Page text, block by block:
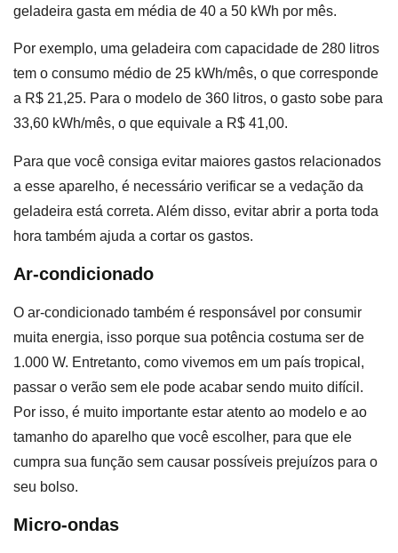
geladeira gasta em média de 40 a 50 kWh por mês.
Por exemplo, uma geladeira com capacidade de 280 litros
tem o consumo médio de 25 kWh/mês, o que corresponde
a R$ 21,25. Para o modelo de 360 litros, o gasto sobe para
33,60 kWh/mês, o que equivale a R$ 41,00.
Para que você consiga evitar maiores gastos relacionados
a esse aparelho, é necessário verificar se a vedação da
geladeira está correta. Além disso, evitar abrir a porta toda
hora também ajuda a cortar os gastos.
Ar-condicionado
O ar-condicionado também é responsável por consumir
muita energia, isso porque sua potência costuma ser de
1.000 W. Entretanto, como vivemos em um país tropical,
passar o verão sem ele pode acabar sendo muito difícil.
Por isso, é muito importante estar atento ao modelo e ao
tamanho do aparelho que você escolher, para que ele
cumpra sua função sem causar possíveis prejuízos para o
seu bolso.
Micro-ondas